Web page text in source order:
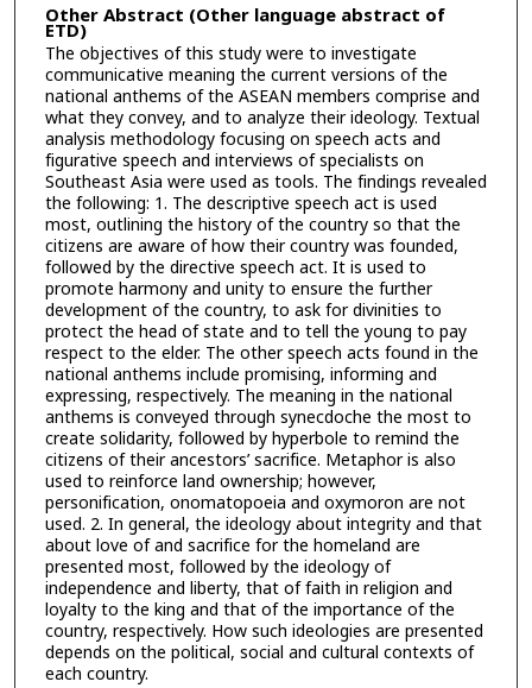
Other Abstract (Other language abstract of
ETD)
The objectives of this study were to investigate
communicative meaning the current versions of the
national anthems of the ASEAN members comprise and
what they convey, and to analyze their ideology. Textual
analysis methodology focusing on speech acts and
figurative speech and interviews of specialists on
Southeast Asia were used as tools. The findings revealed
the following: 1. The descriptive speech act is used
most, outlining the history of the country so that the
citizens are aware of how their country was founded,
followed by the directive speech act. It is used to
promote harmony and unity to ensure the further
development of the country, to ask for divinities to
protect the head of state and to tell the young to pay
respect to the elder. The other speech acts found in the
national anthems include promising, informing and
expressing, respectively. The meaning in the national
anthems is conveyed through synecdoche the most to
create solidarity, followed by hyperbole to remind the
citizens of their ancestors’ sacrifice. Metaphor is also
used to reinforce land ownership; however,
personification, onomatopoeia and oxymoron are not
used. 2. In general, the ideology about integrity and that
about love of and sacrifice for the homeland are
presented most, followed by the ideology of
independence and liberty, that of faith in religion and
loyalty to the king and that of the importance of the
country, respectively. How such ideologies are presented
depends on the political, social and cultural contexts of
each country.